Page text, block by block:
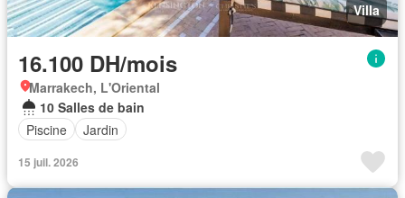
Villa
16.100 DH/mois
Marrakech, L'Oriental
10 Salles de bain
Piscine
Jardin
15 juil. 2026